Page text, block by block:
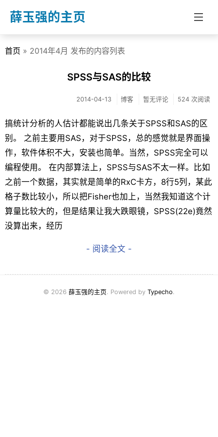
薛玉强的主页
首页
分类
博客
文章
关于我
首页 » 2014年4月 发布的内容列表
SPSS与SAS的比较
2014-04-13 博客 暂无评论 524 次阅读
搞统计分析的人估计都能说出几条关于SPSS和SAS的区
别。 之前主要用SAS，对于SPSS，总的感觉就是界面操
作，软件体积不大，安装也简单。当然，SPSS完全可以
编程使用。 在内部算法上，SPSS与SAS不太一样。比如
之前一个数据，其实就是简单的RxC卡方，8行5列，某此
格子数比较小，所以把Fisher也加上，当然我知道这个计
算量比较大的，但是结果让我大跌眼镜，SPSS(22e)竟然
没算出来，经历
- 阅读全文 -
© 2026 薛玉强的主页. Powered by Typecho.